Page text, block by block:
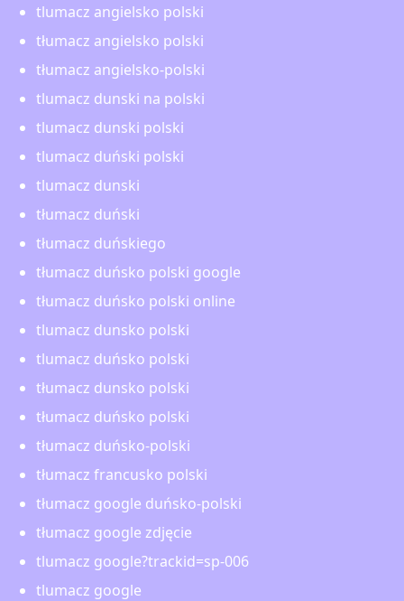
tlumacz angielsko polski
tłumacz angielsko polski
tłumacz angielsko-polski
tlumacz dunski na polski
tlumacz dunski polski
tlumacz duński polski
tlumacz dunski
tłumacz duński
tłumacz duńskiego
tłumacz duńsko polski google
tłumacz duńsko polski online
tlumacz dunsko polski
tlumacz duńsko polski
tłumacz dunsko polski
tłumacz duńsko polski
tłumacz duńsko-polski
tłumacz francusko polski
tłumacz google duńsko-polski
tłumacz google zdjęcie
tlumacz google?trackid=sp-006
tlumacz google